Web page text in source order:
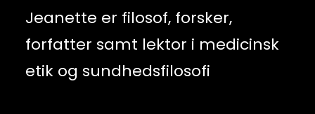
Jeanette er filosof, forsker,
forfatter samt lektor i medicinsk
etik og sundhedsfilosofi